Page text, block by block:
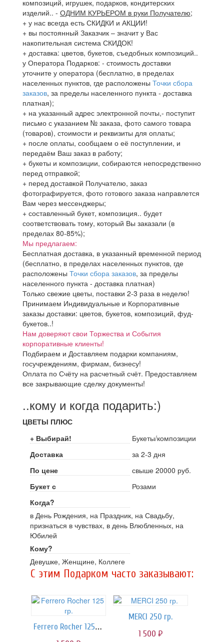
композиций, игрушек, подарков, кондитерских
изделий.. - ОДНИМ КУРЬЕРОМ в руки Получателю;
+ у нас всегда есть СКИДКИ и АКЦИИ!
+ вы постоянный Заказчик – значит у Вас
накопительная система СКИДОК!
+ доставка: цветов, букетов, съедобных композиций..
у Оператора Подарков: - стоимость доставки
уточните у оператора (бесплатно, в пределах
населенных пунктов, где расположены Точки сбора
заказов, за пределы населенного пункта - доставка
платная);
+ на указанный адрес электронной почты,- поступит
письмо с указанием № заказа, фото самого товара
(товаров), стоимости и реквизиты для оплаты;
+ после оплаты, сообщаем о её поступлении, и
передаём Ваш заказ в работу;
+ букеты и композиции, собираются непосредственно
перед отправкой;
+ перед доставкой Получателю, заказ
фотографируется, фото готового заказа направлется
Вам через мессенджеры;
+ составленный букет, композиция.. будет
соответствовать тому, который Вы заказали (в
пределах 80-85%);
Мы предлагаем:
Бесплатная доставка, в указанный временной период
(бесплатно, в пределах населенных пунктов, где
расположены Точки сбора заказов, за пределы
населенного пункта - доставка платная)
Только свежие цветы, поставки 2-3 раза в неделю!
Принимаем Индивидуальные и Корпоративные
заказы доставки: цветов, букетов, композиций, фуд-
букетов..!
Нам доверяют свои Торжества и События
корпоративные клиенты!
Подбираем и Доставляем подарки компаниям,
госучреждениям, фирмам, бизнесу!
Оплата по Счёту на расчетный счёт. Предоставляем
все закрывающие сделку документы!
..кому и когда подарить:)
ЦВЕТЫ ПЛЮС
+ Выбирай!
Букеты/композиции
Доставка
за 2-3 дня
По цене
свыше 20000 руб.
Букет с
Розами
Когда?
в День Рождения, на Праздник, на Свадьбу,
признаться в чувствах, в день Влюбленных, на
Юбилей
Кому?
Девушке, Женщине, Коллеге
C этим Подарком часто заказывают:
Ferrero Rocher 125 гр.
MERCI 250 гр.
1 500 руб.